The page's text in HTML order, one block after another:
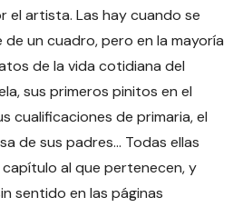
el artista. Las hay cuando se
un cuadro, pero en la mayoría
de la vida cotidiana del
sus primeros pinitos en el
cualificaciones de primaria, el
de sus padres… Todas ellas
al que pertenecen, y
sentido en las páginas